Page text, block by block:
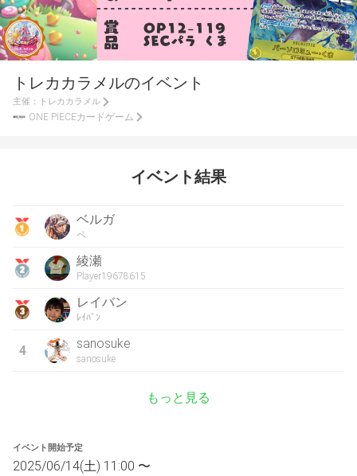
トレカカラメルのイベント
主催： トレカカラメル
ONE PIECEカードゲーム
イベント結果
ベルガ
ベ
綾瀬
Player19678615
レイバン
ﾚｲﾊﾞﾝ
4 sanosuke
sanosuke
もっと見る
イベント開始予定
2025/06/14(土) 11:00 〜